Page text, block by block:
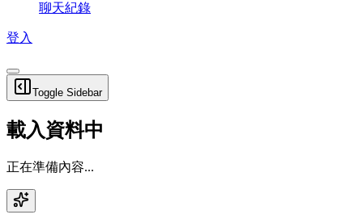
聊天紀錄
登入
Toggle Sidebar
載入資料中
正在準備內容...